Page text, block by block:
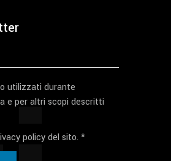
utilizzati durante
e per altri scopi descritti
policy del sito. *